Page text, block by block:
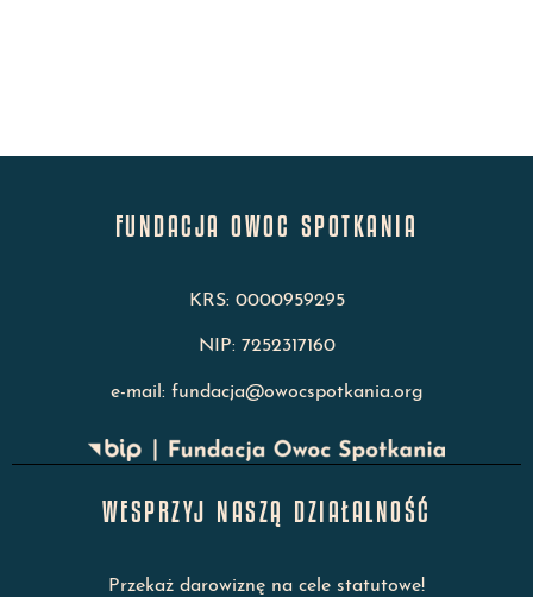
FUNDACJA OWOC SPOTKANIA
KRS: 0000959295
NIP: 7252317160
e-mail: fundacja@owocspotkania.org
WESPRZYJ NASZĄ DZIAŁALNOŚĆ
Przekaż darowiznę na cele statutowe!